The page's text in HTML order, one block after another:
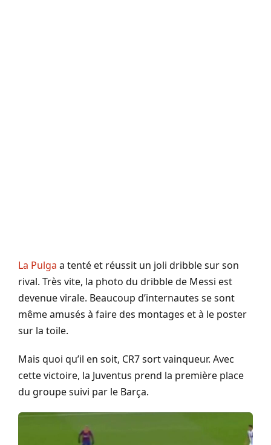
La Pulga a tenté et réussit un joli dribble sur son
rival. Très vite, la photo du dribble de Messi est
devenue virale. Beaucoup d’internautes se sont
même amusés à faire des montages et à le poster
sur la toile.
Mais quoi qu’il en soit, CR7 sort vainqueur. Avec
cette victoire, la Juventus prend la première place
du groupe suivi par le Barça.